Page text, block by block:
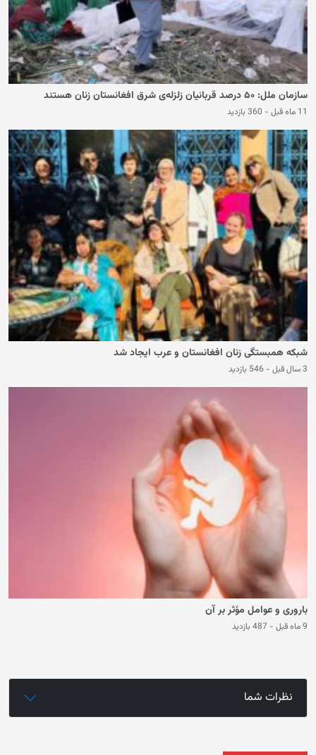
سازمان ملل: ۵۰ درصد قربانیان زلزله‌ی شرق افغانستان زنان هستند
11 ماه قبل - 360 بازدید
شبکه همبستگی زنان افغانستان و عرب ایجاد شد
3 سال قبل - 546 بازدید
باروری و عوامل مؤثر بر آن
9 ماه قبل - 487 بازدید
نظرات شما